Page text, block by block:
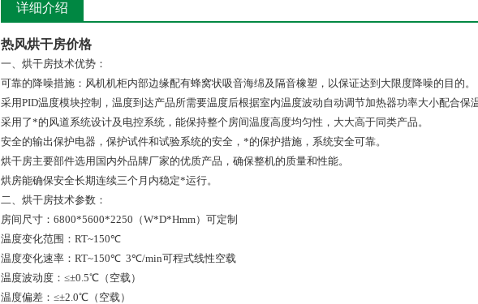
详细介绍
热风烘干房价格
一、烘干房技术优势：
可靠的降噪措施：风机机柜内部边缘配有蜂窝状吸音海绵及隔音橡塑，以保证达到大限度降噪的目的。
采用PID温度模块控制，温度到达产品所需要温度后根据室内温度波动自动调节加热器功率大小配合保
采用了*的风道系统设计及电控系统，能保持整个房间温度高度均匀性，大大高于同类产品。
安全的输出保护电器，保护试件和试验系统的安全，*的保护措施，系统安全可靠。
烘干房主要部件选用国内外品牌厂家的优质产品，确保整机的质量和性能。
烘房能确保安全长期连续三个月内稳定*运行。
二、烘干房技术参数：
房间尺寸：6800*5600*2250（W*D*Hmm）可定制
温度变化范围：RT~150℃
温度变化速率：RT~150℃ 3℃/min可程式线性空载
温度波动度：≤±0.5℃（空载）
温度偏差：≤±2.0℃（空载）